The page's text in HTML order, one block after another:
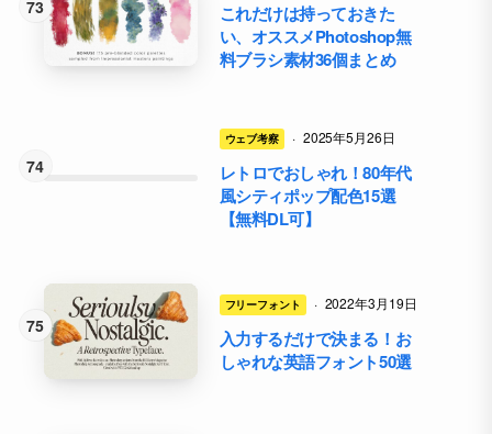
これだけは持っておきた
い、オススメPhotoshop無
料ブラシ素材36個まとめ
ウェブ考察 · 2025年5月26日
レトロでおしゃれ！80年代
風シティポップ配色15選
【無料DL可】
フリーフォント · 2022年3月19日
入力するだけで決まる！お
しゃれな英語フォント50選